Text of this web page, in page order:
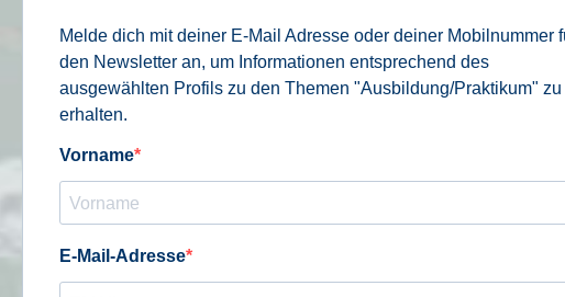
Melde dich mit deiner E-Mail Adresse oder deiner Mobilnummer
den Newsletter an, um Informationen entsprechend des
ausgewählten Profils zu den Themen "Ausbildung/Praktikum" zu
erhalten.
Vorname
E-Mail-Adresse